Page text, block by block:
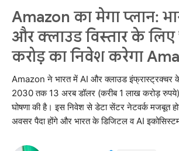
राजस्थान
राजनीति
क्राइम
भारत
Amazon का मेगा प्लान:
और क्लाउड विस्तार के लिए
करोड़ का निवेश करेगा
Amazon ने भारत में AI और क्लाउड इंफ्रास्ट्रक्चर के
2030 तक 13 अरब डॉलर (करीब 1 लाख करोड़ रुपये)
घोषणा की है। इस निवेश से डेटा सेंटर नेटवर्क मजबूत
अवसर पैदा होंगे और भारत के डिजिटल व AI इकोसिस्टम